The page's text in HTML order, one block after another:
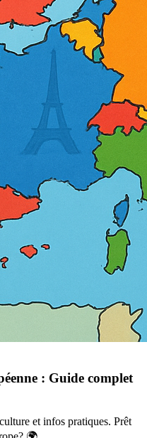
: Guide complet
et infos pratiques. Prêt